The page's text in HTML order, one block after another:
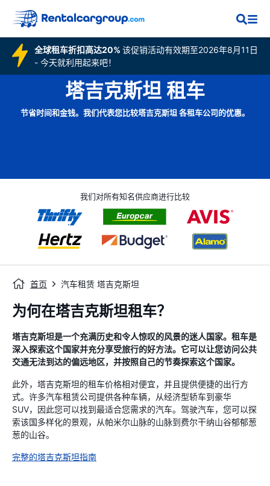
全球租车折扣高达20% 该促销活动有效期至2026年8月11日
- 今天就利用起来吧！
塔吉克斯坦 租车
节省时间和金钱。我们代表您比较塔吉克斯坦 各租车公司的优惠。
我们对所有知名供应商进行比较
首页 汽车租赁 塔吉克斯坦
为何在塔吉克斯坦租车？
塔吉克斯坦是一个充满历史和令人惊叹的风景的迷人国家。租车是
深入探索这个国家并充分享受旅行的好方法。它可以让您访问公共
交通无法到达的偏远地区，并按照自己的节奏探索这个国家。
此外，塔吉克斯坦的租车价格相对便宜，并且提供便捷的出行方
式。许多汽车租赁公司提供各种车辆，从经济型轿车到豪华
SUV，因此您可以找到最适合您需求的汽车。驾驶汽车，您可以探
索该国多样化的景观，从帕米尔山脉的山脉到费尔干纳山谷郁郁葱
葱的山谷。
完整的塔吉克斯坦指南